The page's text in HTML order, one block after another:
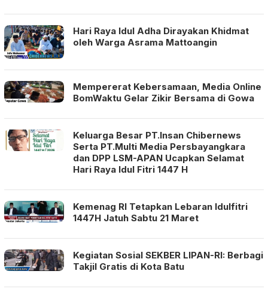
Hari Raya Idul Adha Dirayakan Khidmat
oleh Warga Asrama Mattoangin
Mempererat Kebersamaan, Media Online
BomWaktu Gelar Zikir Bersama di Gowa
Keluarga Besar PT.Insan Chibernews
Serta PT.Multi Media Persbayangkara
dan DPP LSM-APAN Ucapkan Selamat
Hari Raya Idul Fitri 1447 H
Kemenag RI Tetapkan Lebaran Idulfitri
1447H Jatuh Sabtu 21 Maret
Kegiatan Sosial SEKBER LIPAN-RI: Berbagi
Takjil Gratis di Kota Batu